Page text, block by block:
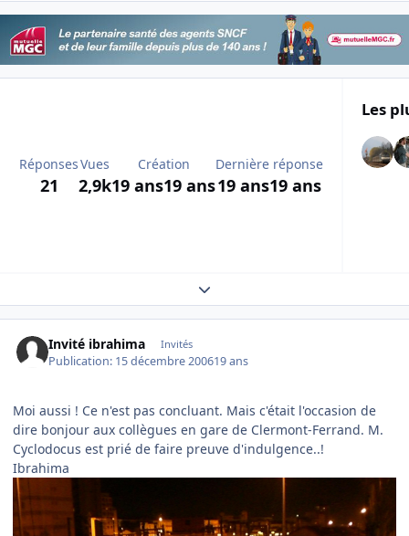
Réponses
21
Vues
2,9k
Création
19 ans19 ans
Dernière réponse
19 ans19 ans
Les
Expand topic overview
Invité ibrahima Invités
Publication: 15 décembre 200619 ans
Moi aussi ! Ce n'est pas concluant. Mais c'était l'occasion de
dire bonjour aux collègues en gare de Clermont-Ferrand. M.
Cyclodocus est prié de faire preuve d'indulgence..!
Ibrahima